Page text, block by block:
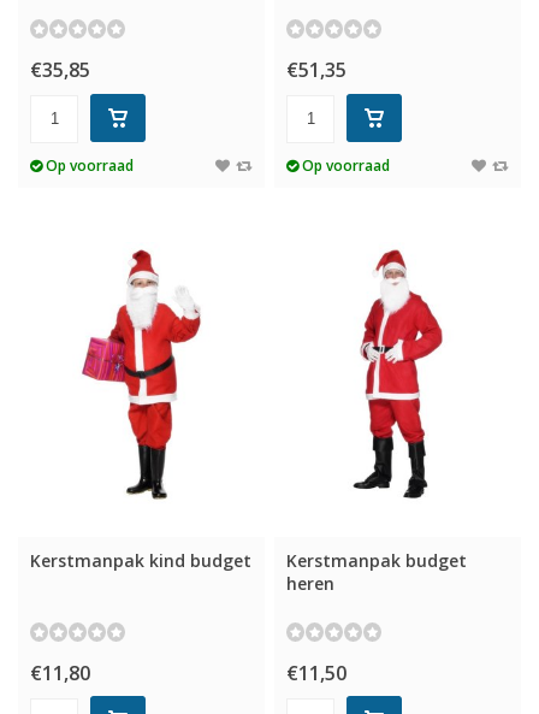
€35,85
Op voorraad
€51,35
Op voorraad
Kerstmanpak kind budget
€11,80
Kerstmanpak budget
heren
€11,50